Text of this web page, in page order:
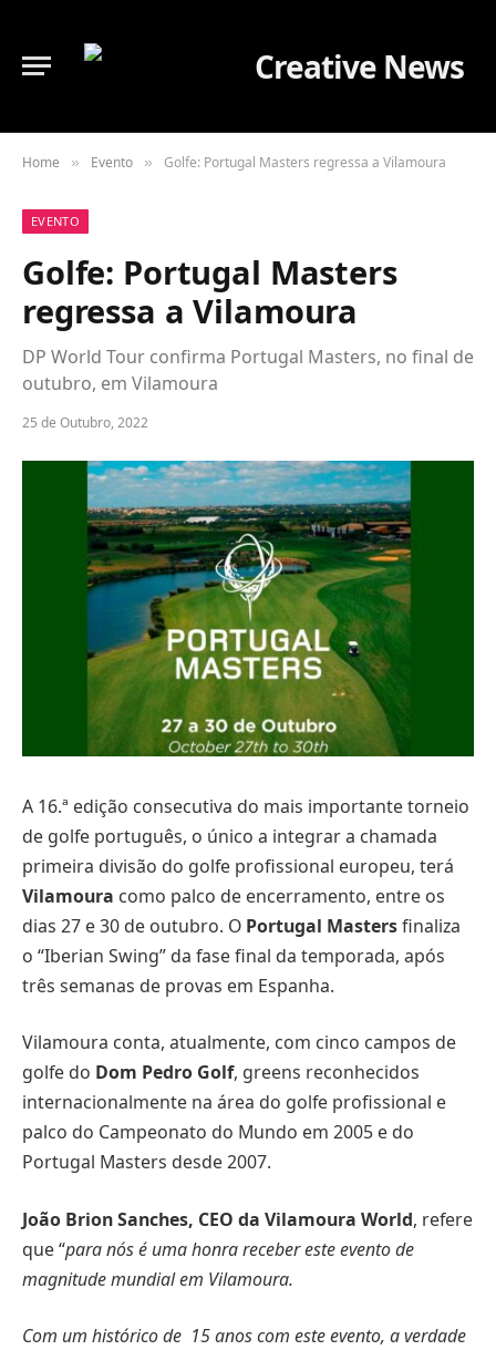
Home » Evento » Golfe: Portugal Masters regressa a Vilamoura
EVENTO
Golfe: Portugal Masters
regressa a Vilamoura
DP World Tour confirma Portugal Masters, no final de
outubro, em Vilamoura
25 de Outubro, 2022
A 16.ª edição consecutiva do mais importante torneio
de golfe português, o único a integrar a chamada
primeira divisão do golfe profissional europeu, terá
Vilamoura como palco de encerramento, entre os
dias 27 e 30 de outubro. O Portugal Mastersfinaliza
o “Iberian Swing” da fase final da temporada, após
três semanas de provas em Espanha.
Vilamoura conta, atualmente, com cinco campos de
golfe do Dom Pedro Golf, greens reconhecidos
internacionalmente na área do golfe profissional e
palco do Campeonato do Mundo em 2005 e do
Portugal Masters desde 2007.
João Brion Sanches, CEO da Vilamoura World, refere
que “para nós é uma honra receber este evento de
magnitude mundial em Vilamoura.
Com um histórico de 15 anos com este evento, averdade